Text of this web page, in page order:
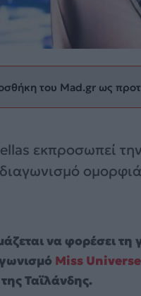
του Mad.gr ως
εκπροσωπεί την
να φορέσει
Miss
Ταϊλάνδης.